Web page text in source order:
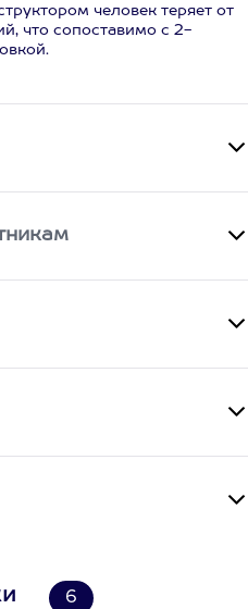
человек теряет от
что сопоставимо с 2-
6